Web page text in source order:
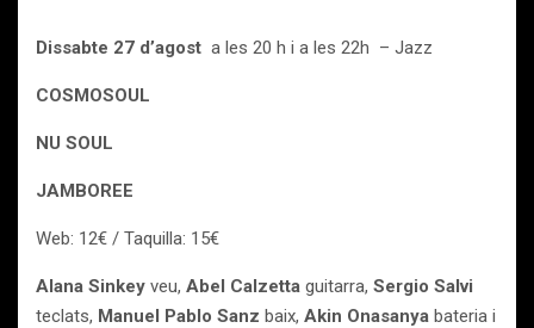
Dissabte 27 d’agost a les 20 h i a les 22h – Jazz
COSMOSOUL
NU SOUL
JAMBOREE
Web: 12€ / Taquilla: 15€
Alana Sinkey veu, Abel Calzetta guitarra, Sergio Salvi
teclats, Manuel Pablo Sanz baix, Akin Onasanya bateria i